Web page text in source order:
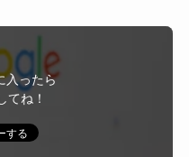
入ったら
てね！